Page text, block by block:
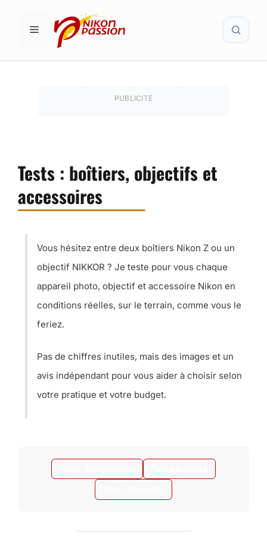
MENU
PUBLICITÉ
Tests : boîtiers, objectifs et
accessoires
Vous hésitez entre deux boîtiers Nikon Z ou un
objectif NIKKOR ? Je teste pour vous chaque
appareil photo, objectif et accessoire Nikon en
conditions réelles, sur le terrain, comme vous le
feriez.
Pas de chiffres inutiles, mais des images et un
avis indépendant pour vous aider à choisir selon
votre pratique et votre budget.